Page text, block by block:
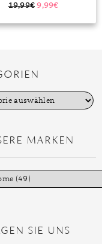
GASTGESCHENKE”
19,99€ 9,99€
MARKEN
SIE UNS